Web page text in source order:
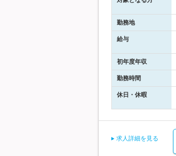
勤務地
給与
初年度年収
勤務時間
休日・休暇
求人詳細を見る